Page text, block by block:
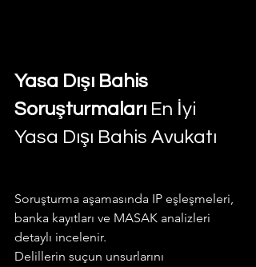
Yasa Dışı Bahis
Soruşturmaları En İyi
Yasa Dışı Bahis Avukatı
Soruşturma aşamasında IP eşleşmeleri,
banka kayıtları ve MASAK analizleri
detaylı incelenir.
Delillerin suçun unsurlarını